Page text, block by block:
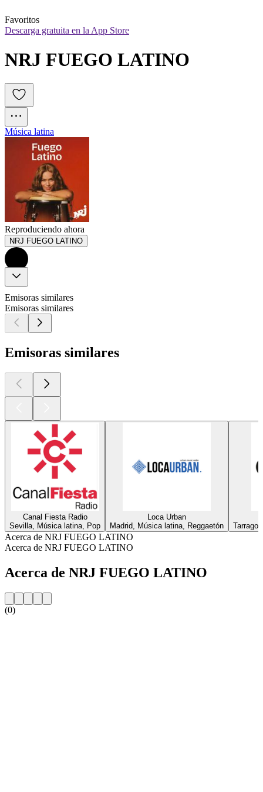
Favoritos
Descarga gratuita en la App Store
NRJ FUEGO LATINO
Música latina
Reproduciendo ahora
NRJ FUEGO LATINO
Emisoras similares
Emisoras similares
Emisoras similares
Canal Fiesta Radio
Sevilla, Música latina, Pop
Loca Urban
Madrid, Música latina, Reggaetón
Acerca de NRJ FUEGO LATINO
Acerca de NRJ FUEGO LATINO
Acerca de NRJ FUEGO LATINO
(0)